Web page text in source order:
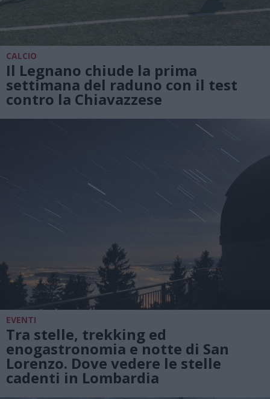
CALCIO
Il Legnano chiude la prima
settimana del raduno con il test
contro la Chiavazzese
EVENTI
Tra stelle, trekking ed
enogastronomia e notte di San
Lorenzo. Dove vedere le stelle
cadenti in Lombardia